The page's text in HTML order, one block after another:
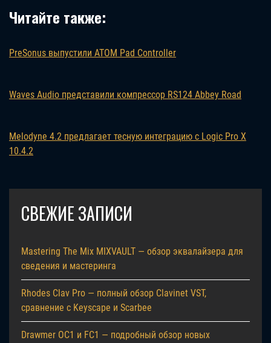
Читайте также:
PreSonus выпустили ATOM Pad Controller
Waves Audio представили компрессор RS124 Abbey Road
Melodyne 4.2 предлагает тесную интеграцию с Logic Pro X
10.4.2
СВЕЖИЕ ЗАПИСИ
Mastering The Mix MIXVAULT — обзор эквалайзера для
сведения и мастеринга
Rhodes Clav Pro — полный обзор Clavinet VST,
сравнение с Keyscape и Scarbee
Drawmer OC1 и FC1 — подробный обзор новых